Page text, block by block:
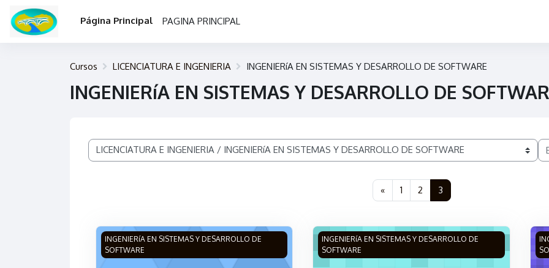
Salta al contenido principal
Página Principal
PAGINA PRINCIPAL
Cursos LICENCIATURA E INGENIERIA INGENIERíA EN SISTEMAS Y DESARROLLO DE SOFTWARE
INGENIERíA EN SISTEMAS Y DESARROLLO DE
Categorías
«Página anterior
1Página 1
2Página 2
3Página 3
Imagen del curso FUNDAMENTOS DE FÍSICA
INGENIERíA EN SISTEMAS Y DESARROLLO DE
SOFTWARE
Imagen del curso DIBUJO BÁSICO
INGENIERíA EN SISTEMAS Y DESARROLLO DE
SOFTWARE